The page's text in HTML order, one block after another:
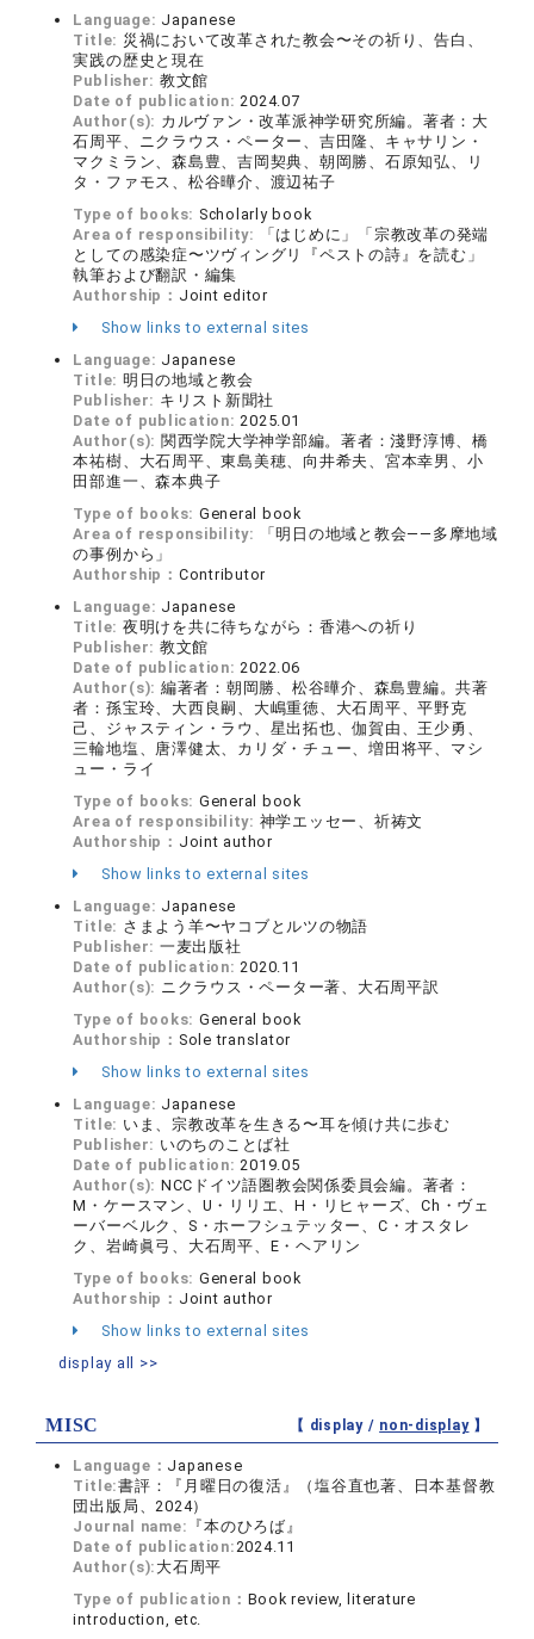
Language: Japanese
Title: 災禍において改革された教会〜その祈り、告白、
実践の歴史と現在
Publisher: 教文館
Date of publication:2024.07
Author(s): カルヴァン・改革派神学研究所編。著者：大
石周平、ニクラウス・ペーター、吉田隆、キャサリン・
マクミラン、森島豊、吉岡契典、朝岡勝、石原知弘、リ
タ・ファモス、松谷曄介、渡辺祐子
Type of books: Scholarly book
Area of responsibility:
「はじめに」「宗教改革の発端
としての感染症〜ツヴィングリ『ペストの詩』を読む」
執筆および翻訳・編集
Authorship： Joint editor
Show links to external sites
Language: Japanese
Title: 明日の地域と教会
Publisher: キリスト新聞社
Date of publication:2025.01
Author(s): 関西学院大学神学部編。著者：淺野淳博、橋
本祐樹、大石周平、東島美穂、向井希夫、宮本幸男、小
田部進一、森本典子
Type of books: General book
Area of responsibility:
「明日の地域と教会――多摩地域
の事例から」
Authorship： Contributor
Language: Japanese
Title: 夜明けを共に待ちながら：香港への祈り
Publisher: 教文館
Date of publication:2022.06
Author(s): 編著者：朝岡勝、松谷曄介、森島豊編。共著
者：孫宝玲、大西良嗣、大嶋重徳、大石周平、平野克
己、ジャスティン・ラウ、星出拓也、伽賀由、王少勇、
三輪地塩、唐澤健太、カリダ・チュー、増田将平、マシ
ュー・ライ
Type of books: General book
Area of responsibility: 神学エッセー、祈祷文
Authorship： Joint author
Show links to external sites
Language: Japanese
Title: さまよう羊〜ヤコブとルツの物語
Publisher: 一麦出版社
Date of publication:2020.11
Author(s): ニクラウス・ペーター著、大石周平訳
Type of books: General book
Authorship： Sole translator
Show links to external sites
Language: Japanese
Title: いま、宗教改革を生きる〜耳を傾け共に歩む
Publisher: いのちのことば社
Date of publication:2019.05
Author(s): NCCドイツ語圏教会関係委員会編。著者：
M・ケースマン、U・リリエ、H・リヒャーズ、Ch・ヴェ
ーバーベルク、S・ホーフシュテッター、C・オスタレ
ク、岩崎眞弓、大石周平、E・ヘアリン
Type of books: General book
Authorship： Joint author
Show links to external sites
display all >>
MISC 【 display / non-display】
Language： Japanese
Title:書評：『月曜日の復活』（塩谷直也著、日本基督教
団出版局、2024）
Journal name: 『本のひろば』
Date of publication:2024.11
Author(s): 大石周平
Type of publication： Book review, literature
introduction, etc.